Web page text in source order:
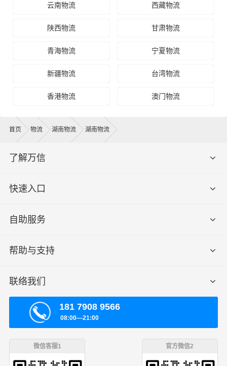
云南物流 西藏物流
陕西物流 甘肃物流
青海物流 宁夏物流
新疆物流 台湾物流
香港物流 澳门物流
首页 物流 湖南物流 湖南物流
了解万信
快速入口
自助服务
帮助与支持
联络我们
181 7908 9566
08:00—21:00
微信客服1 官方微信2